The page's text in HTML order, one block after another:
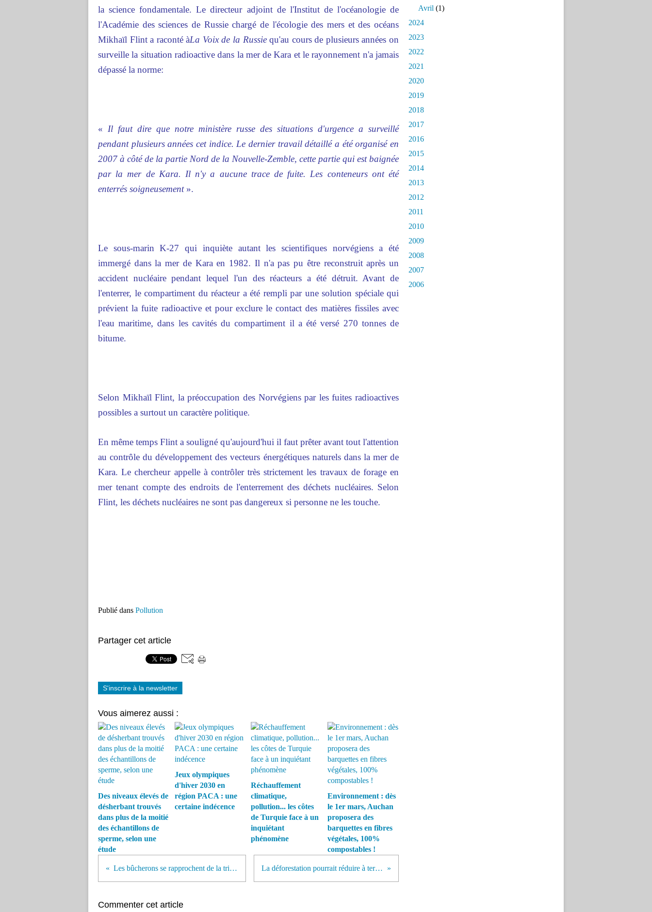
la science fondamentale. Le directeur adjoint de l'Institut de l'océanologie de
l'Académie des sciences de Russie chargé de l'écologie des mers et des océans
Mikhaïl Flint a raconté àLa Voix de la Russiequ'au cours de plusieurs années on
surveille la situation radioactive dans la mer de Kara et le rayonnement n'a jamais
dépassé la norme:
« Il faut dire que notre ministère russe des situations d'urgence a surveillé
pendant plusieurs années cet indice. Le dernier travail détaillé a été organisé en
2007 à côté de la partie Nord de la Nouvelle-Zemble, cette partie qui est baignée
par la mer de Kara. Il n'y a aucune trace de fuite. Les conteneurs ont été
enterrés soigneusement ».
Le sous-marin K-27 qui inquiète autant les scientifiques norvégiens a été
immergé dans la mer de Kara en 1982. Il n'a pas pu être reconstruit après un
accident nucléaire pendant lequel l'un des réacteurs a été détruit. Avant de
l'enterrer, le compartiment du réacteur a été rempli par une solution spéciale qui
prévient la fuite radioactive et pour exclure le contact des matières fissiles avec
l'eau maritime, dans les cavités du compartiment il a été versé 270 tonnes de
bitume.
Selon Mikhaïl Flint, la préoccupation des Norvégiens par les fuites radioactives
possibles a surtout un caractère politique.
En même temps Flint a souligné qu'aujourd'hui il faut prêter avant tout l'attention
au contrôle du développement des vecteurs énergétiques naturels dans la mer de
Kara. Le chercheur appelle à contrôler très strictement les travaux de forage en
mer tenant compte des endroits de l'enterrement des déchets nucléaires. Selon
Flint, les déchets nucléaires ne sont pas dangereux si personne ne les touche.
Publié dans Pollution
Partager cet article
S'inscrire à la newsletter
Vous aimerez aussi :
Des niveaux élevés de
désherbant trouvés
dans plus de la moitié
des échantillons de
sperme, selon une
étude
Jeux olympiques
d'hiver 2030 en
région PACA : une
certaine indécence
Réchauffement
climatique,
pollution... les côtes
de Turquie face à un
inquiétant
phénomène
Environnement : dès
le 1er mars, Auchan
proposera des
barquettes en fibres
végétales, 100%
compostables !
Les bûcherons se rapprochent de la tribu la plus menacée au monde La déforestation pourrait réduire à terme les précipitations de 20%
Commenter cet article
Avril (1)
2024
2023
2022
2021
2020
2019
2018
2017
2016
2015
2014
2013
2012
2011
2010
2009
2008
2007
2006